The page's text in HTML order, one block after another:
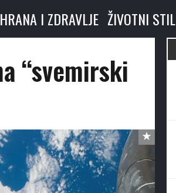
HRANA I ZDRAVLJE ŽIVOTNI STIL
“svemirski